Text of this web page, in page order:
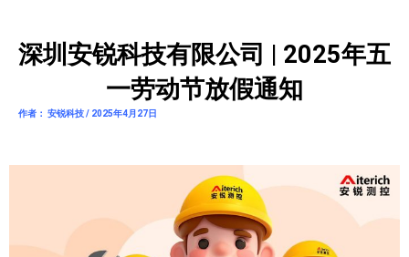
深圳安锐科技有限公司 | 2025年五
一劳动节放假通知
作者： 安锐科技 / 2025年4月27日